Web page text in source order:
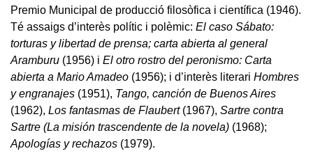
Premio Municipal de producció filosòfica i científica (1946).
Té assaigs d’interès polític i polèmic: El caso Sábato:
torturas y libertad de prensa; carta abierta al general
Aramburu (1956) i El otro rostro del peronismo: Carta
abierta a Mario Amadeo (1956); i d’interès literari Hombres
y engranajes (1951), Tango, canción de Buenos Aires
(1962), Los fantasmas de Flaubert(1967), Sartre contra
Sartre (La misión trascendente de la novela) (1968);
Apologías y rechazos (1979).